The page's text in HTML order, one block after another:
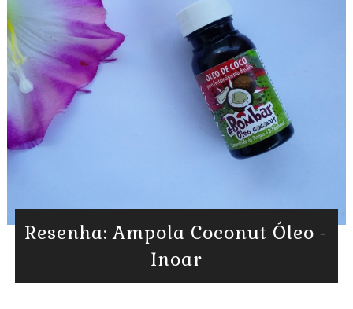
Resenha: Ampola Coconut Óleo -
Inoar